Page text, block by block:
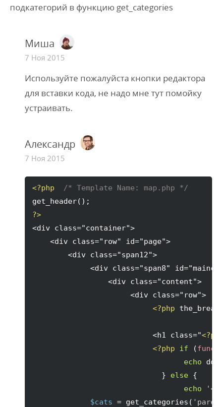
подкатегорий в функцию get_categories
Миша
7 Ноя 2015
Используйте пожалуйста кнопки редактора
для вставки кода, не надо мне тут помойку
устраивать.
Александр
7 Ноя 2015
<?php
/* Template Name: map.php */
get_header( )
?>
<div class="container">
<div class="row"
<div
<div class="span8"
                 <div class="content">
                      <div class="row">
<?php
                           <h1 class="
<?php
if (
echo
}
else {
echo
$cats = get_categories (